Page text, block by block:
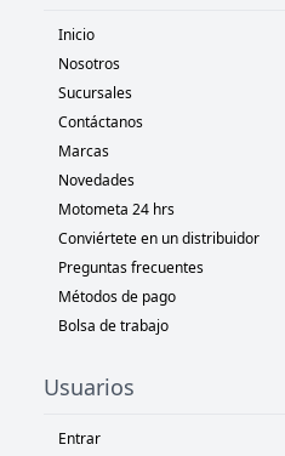
Inicio
Nosotros
Sucursales
Contáctanos
Marcas
Novedades
Motometa 24 hrs
Conviértete en un distribuidor
Preguntas frecuentes
Métodos de pago
Bolsa de trabajo
Usuarios
Entrar